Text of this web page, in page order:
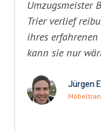
Umzugsmeister
Trier verlief
ihres
kann sie nur
Jürgen